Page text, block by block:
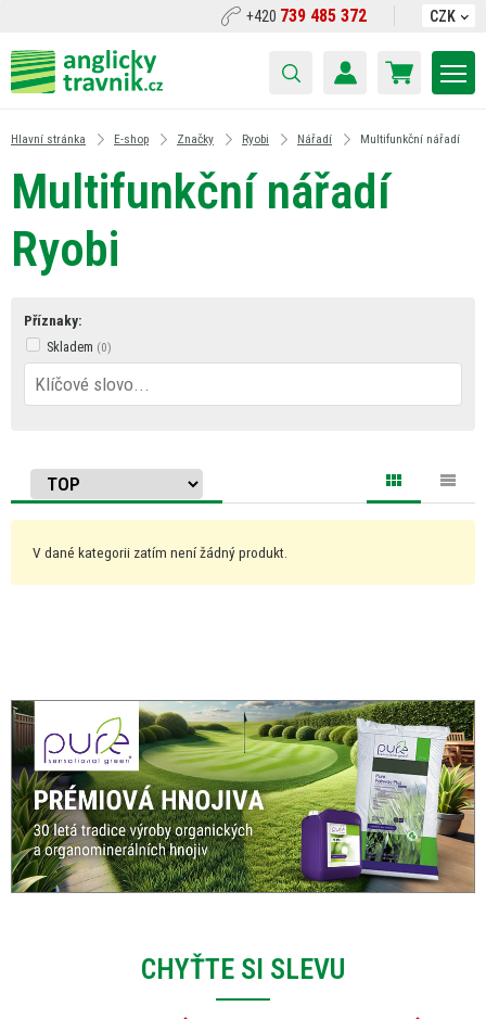
+420 739 485 372 CZK
Hlavní stránka E-shop Značky Ryobi Nářadí Multifunkční nářadí
Multifunkční nářadí
Ryobi
Příznaky:
Skladem
V dané kategorii zatím není žádný produkt.
CHYŤTE SI SLEVU